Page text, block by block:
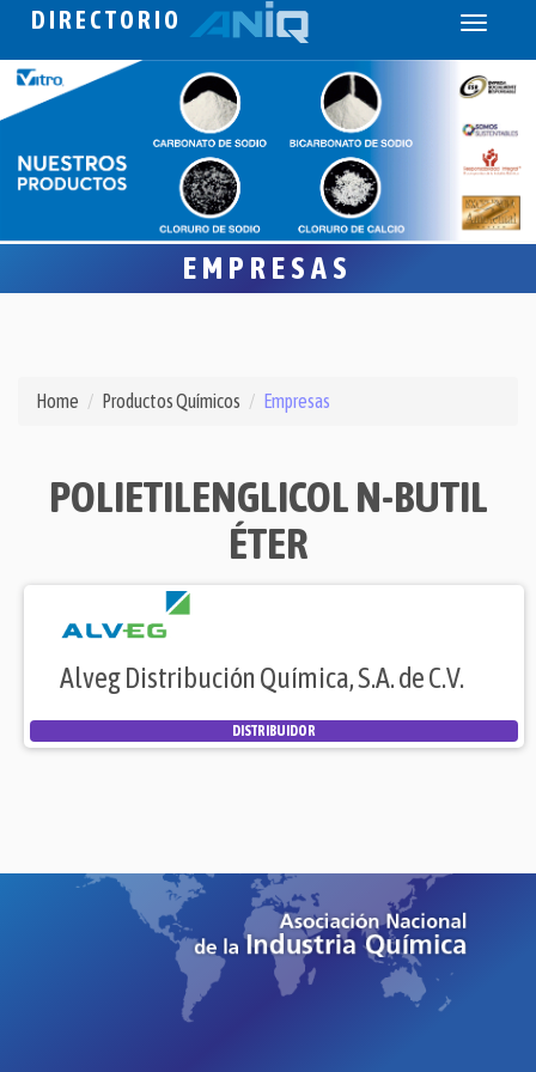
DIRECTORIO
Toggle
EMPRESAS
Home Productos Químicos Empresas
POLIETILENGLICOL N-BUTIL
ÉTER
Alveg Distribución Química, S.A. de C.V.
DISTRIBUIDOR